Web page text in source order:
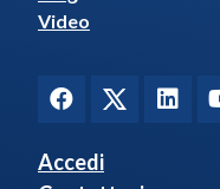
Video
Accedi